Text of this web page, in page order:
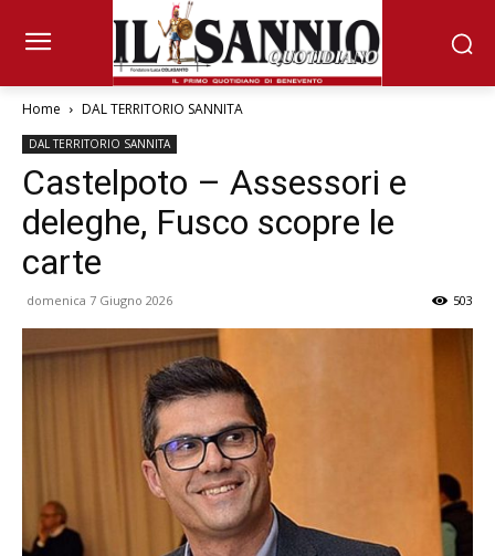
Home DAL TERRITORIO SANNITA
DAL TERRITORIO SANNITA
Castelpoto – Assessori e
deleghe, Fusco scopre le
carte
domenica 7 Giugno 2026 503